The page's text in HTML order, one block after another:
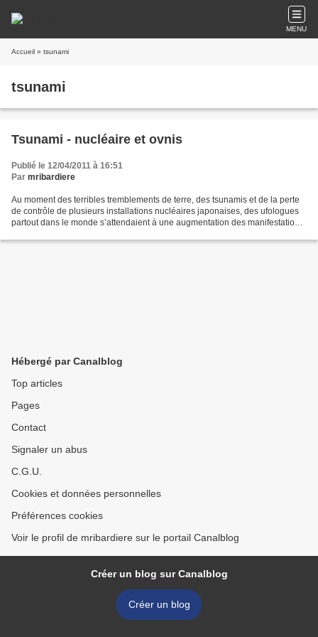
MENU
Accueil » tsunami
tsunami
Tsunami - nucléaire et ovnis
Publié le 12/04/2011 à 16:51
Par mribardiere
Au moment des terribles tremblements de terre, des tsunamis et de la perte
de contrôle de plusieurs installations nucléaires japonaises, des ufologues
partout dans le monde s’attendaient à une augmentation des manifestations
Hébergé par Canalblog
Top articles
Pages
Contact
Signaler un abus
C.G.U.
Cookies et données personnelles
Préférences cookies
Voir le profil de mribardiere sur le portail Canalblog
Créer un blog sur Canalblog
Créer un blog